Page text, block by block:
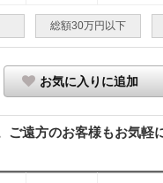
総額30万円以下
お気に入りに追加
遠方のお客様もお気軽